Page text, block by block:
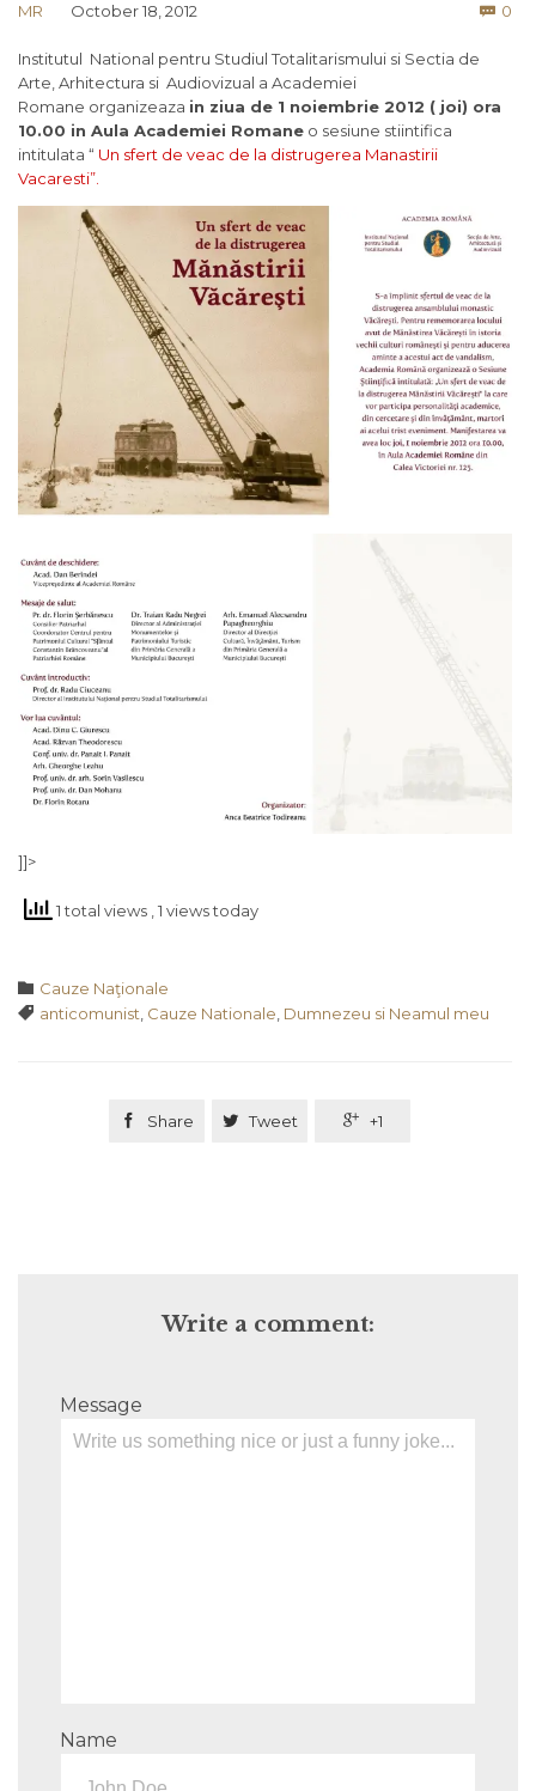
MR October 18, 2012  0
Institutul National pentru Studiul Totalitarismului si Sectia de
Arte, Arhitectura si Audiovizual a Academiei
Romane organizeaza in ziua de 1 noiembrie 2012 ( joi) ora
10.00 in Aula Academiei Romane o sesiune stiintifica
intitulata “ Un sfert de veac de la distrugerea Manastirii
Vacaresti”.
]]>
1 total views , 1 views today
 Category
Cauze Naţionale
 Tags
anticomunist Cauze Nationale Dumnezeu si Neamul meu
 Share  Tweet  +1
Write a comment:
Message
Name